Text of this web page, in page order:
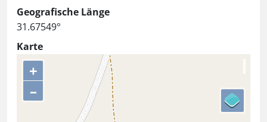
Geografische Länge
31.67549°
Karte
+
–